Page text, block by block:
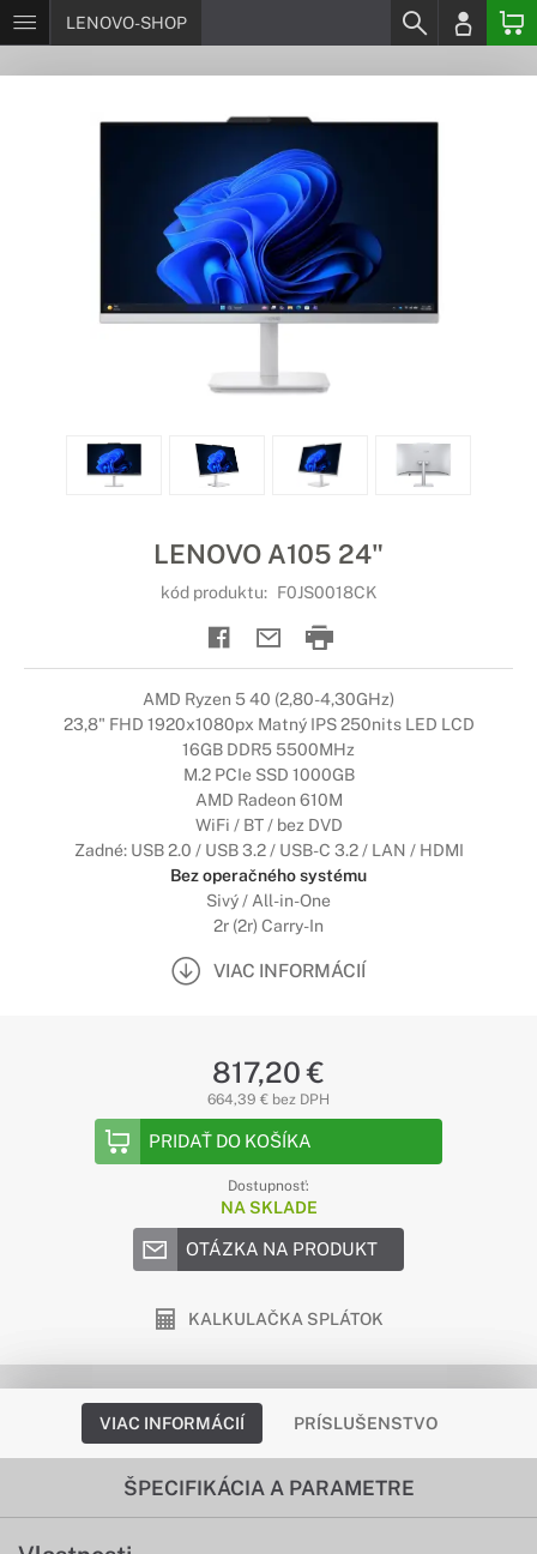
LENOVO-SHOP
LENOVO A105 24"
kód produktu: F0JS0018CK
AMD Ryzen 5 40 (2,80-4,30GHz)
23,8" FHD 1920x1080px Matný IPS 250nits LED LCD
16GB DDR5 5500MHz
M.2 PCIe SSD 1000GB
AMD Radeon 610M
WiFi / BT / bez DVD
Zadné: USB 2.0 / USB 3.2 / USB-C 3.2 / LAN / HDMI
Bez operačného systému
Sivý / All-in-One
2r (2r) Carry-In
VIAC INFORMÁCIÍ
817,20 €
664,39 € bez DPH
PRIDAŤ DO KOŠÍKA
Dostupnosť:
NA SKLADE
OTÁZKA NA PRODUKT
KALKULAČKA SPLÁTOK
VIAC INFORMÁCIÍ PRÍSLUŠENSTVO
ŠPECIFIKÁCIA A PARAMETRE